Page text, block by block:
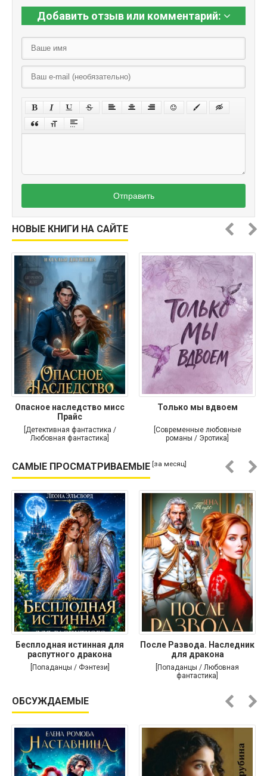
Добавить отзыв или комментарий:
Отправить
НОВЫЕ КНИГИ НА САЙТЕ
Опасное наследство мисс
Прайс
[Детективная фантастика /
Любовная фантастика]
Только мы вдвоем
[Современные любовные
романы / Эротика]
САМЫЕ ПРОСМАТРИВАЕМЫЕ [за месяц]
Бесплодная истинная для
распутного дракона
[Попаданцы / Фэнтези]
После Развода. Наследник
для дракона
[Попаданцы / Любовная
фантастика]
ОБСУЖДАЕМЫЕ